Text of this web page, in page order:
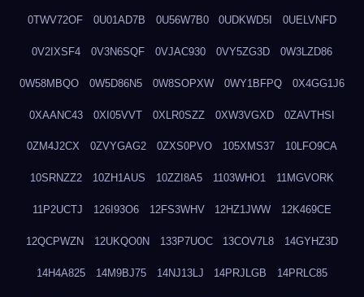
0TWV72OF 0U01AD7B 0U56W7B0 0UDKWD5I 0UELVNFD
0V2IXSF4 0V3N6SQF 0VJAC930 0VY5ZG3D 0W3LZD86
0W58MBQO 0W5D86N5 0W8SOPXW 0WY1BFPQ 0X4GG1J6
0XAANC43 0XI05VVT 0XLR0SZZ 0XW3VGXD 0ZAVTHSI
0ZM4J2CX 0ZVYGAG2 0ZXS0PVO 105XMS37 10LFO9CA
10SRNZZ2 10ZH1AUS 10ZZI8A5 1103WHO1 11MGVORK
11P2UCTJ 126I93O6 12FS3WHV 12HZ1JWW 12K469CE
12QCPWZN 12UKQO0N 133P7UOC 13COV7L8 14GYHZ3D
14H4A825 14M9BJ75 14NJ13LJ 14PRJLGB 14PRLC85